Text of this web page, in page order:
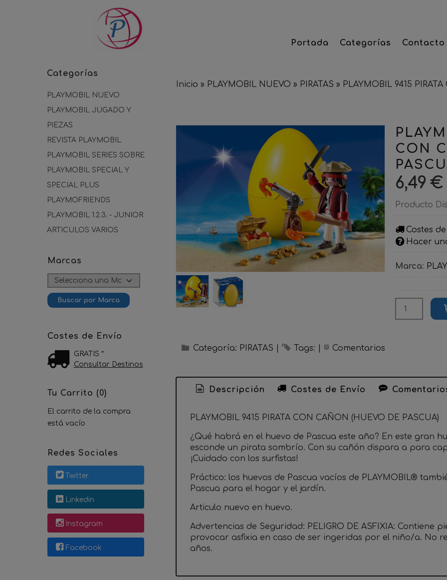
Portada Categorías Contacto
Categorías
PLAYMOBIL NUEVO
PLAYMOBIL JUGADO Y
PIEZAS
REVISTA PLAYMOBIL
PLAYMOBIL SERIES SOBRE
PLAYMOBIL SPECIAL Y
SPECIAL PLUS
PLAYMOFRIENDS
PLAYMOBIL 1.2.3. - JUNIOR
ARTICULOS VARIOS
Marcas
Costes de Envío
GRATIS *
Consultar Destinos
Tu Carrito (0)
El carrito de la compra
está vacío
Redes Sociales
Twitter
Linkedin
Instagram
Facebook
Inicio » PLAYMOBIL NUEVO » PIRATAS » PLAYMOBIL 9415
CON
6,49 €
Producto
Costes
Hacer
Marca:
Categoría: PIRATAS Tags: Comentarios
Descripción Costes de Envío
PLAYMOBIL 9415 PIRATA CON CAÑON (HUEVO DE PASCUA)
¿Qué habrá en el huevo de Pascua este año? En este gran
esconde un pirata sombrío. Con su cañón dispara a para
¡Cuidado con los surfistas!
Práctico: los huevos de Pascua vacíos de PLAYMOBIL®
Pascua para el hogar y el jardín.
Articulo nuevo en huevo.
Advertencias de Seguridad: PELIGRO DE ASFIXIA: Contiene
provocar asfixia en caso de ser ingeridas por el niño/a. No
años.